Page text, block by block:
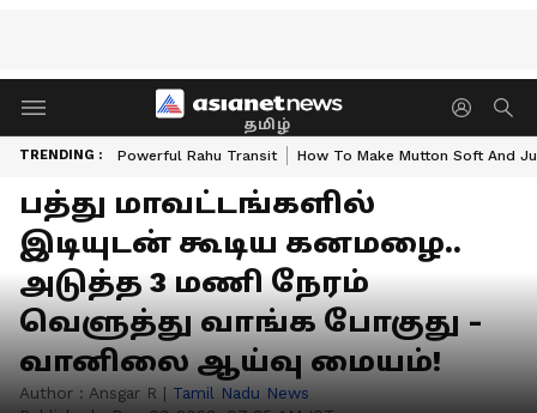
தமிழ்
TRENDING : Powerful Rahu Transit How To Make Mutton Soft And
பத்து மாவட்டங்களில்
இடியுடன் கூடிய கனமழை..
அடுத்த 3 மணி நேரம்
வெளுத்து வாங்க போகுது -
வானிலை ஆய்வு மையம்!
Author : Ansgar R | Tamil Nadu News